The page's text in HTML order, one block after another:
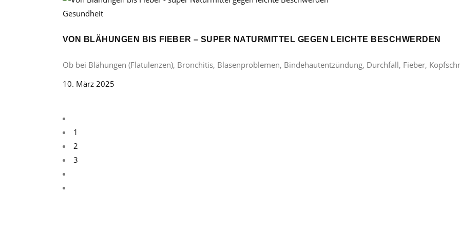
Gesundheit
VON BLÄHUNGEN BIS FIEBER – SUPER NATURMITTEL GEGEN LEICHTE BESCHWERDEN
Ob bei Blähungen (Flatulenzen), Bronchitis, Blasenproblemen, Bindehautentzündung, Durchfall, Fieber,
10. März 2025
1
2
3